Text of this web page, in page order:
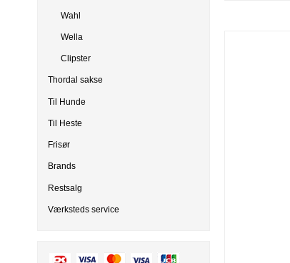
Wahl
Wella
Clipster
Thordal sakse
Til Hunde
Til Heste
Frisør
Brands
Restsalg
Værksteds service